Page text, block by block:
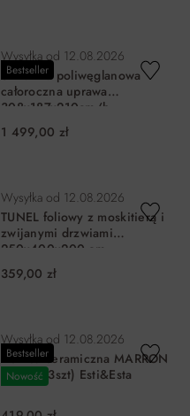
Bestseller
Wysyłka od 12.08.2026
Szklarnia poliwęglanowa
całoroczna uprawa
308x187x210cm/h
1 499,00 zł
Wysyłka od 12.08.2026
TUNEL foliowy z moskitierą i
zwijanymi drzwiami
250x400x200 cm
359,00 zł
Bestseller
Nowość
Wysyłka od 12.08.2026
Donica ceramiczna MARRON
zestaw (3szt) Esti&Esta